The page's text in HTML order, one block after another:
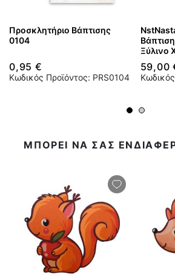
Προσκλητήριο Βάπτισης
0104
0,95 €
Κωδικός Προϊόντος: PRS0104
Ξύλινο
59,00
ΜΠΟΡΕΙ ΝΑ ΣΑΣ